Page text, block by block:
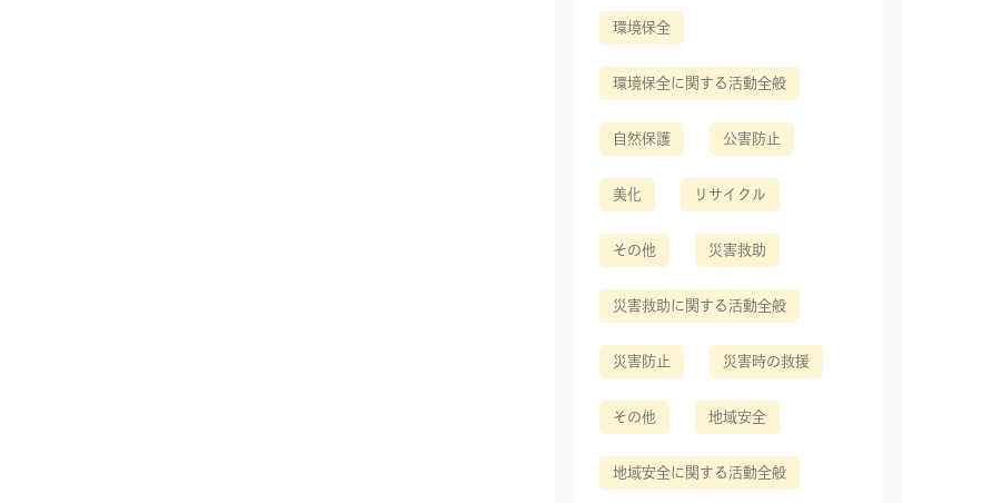
環境保全
環境保全に関する活動全般
自然保護 公害防止
美化 リサイクル
その他 災害救助
災害救助に関する活動全般
災害防止 災害時の救援
その他 地域安全
地域安全に関する活動全般